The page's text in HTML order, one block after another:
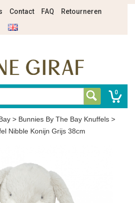
Contact FAQ
Retourneren
0
> Bunnies By The Bay Knuffels >
Nibble Konijn Grijs 38cm